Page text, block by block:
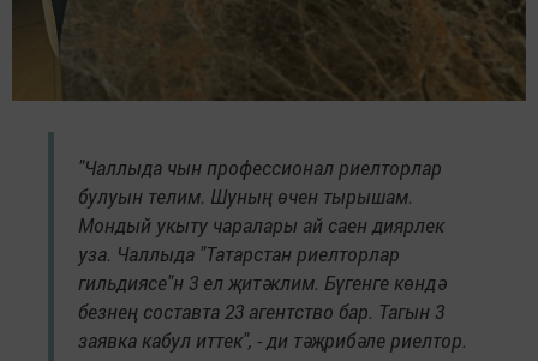
"Чаллыда чын профессионал риелторлар
булуын телим. Шуның өчен тырышам.
Мондый укыту чаралары ай саен диярлек
уза. Чаллыда "Татарстан риелторлар
гильдиясе"н 3 ел җитәклим. Бүгенге көндә
безнең составта 23 агентство бар. Тагын 3
заявка кабул иттек", - ди тәҗрибәле риелтор.